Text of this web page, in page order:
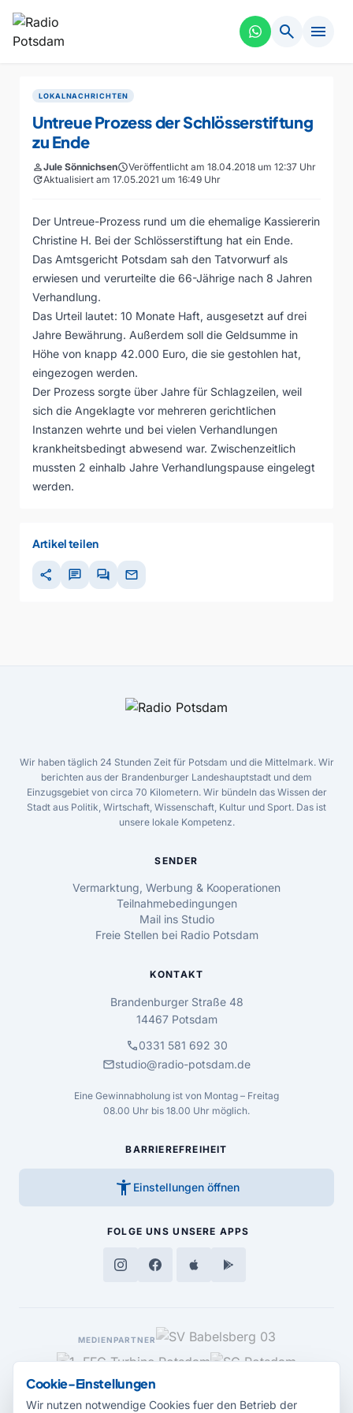
search menu
LOKALNACHRICHTEN
Untreue Prozess der Schlösserstiftung
zu Ende
personJule SönnichsenscheduleVeröffentlicht am 18.04.2018 um 12:37 Uhr
updateAktualisiert am 17.05.2021 um 16:49 Uhr
Der Untreue-Prozess rund um die ehemalige Kassiererin
Christine H. Bei der Schlösserstiftung hat ein Ende.
Das Amtsgericht Potsdam sah den Tatvorwurf als
erwiesen und verurteilte die 66-Jährige nach 8 Jahren
Verhandlung.
Das Urteil lautet: 10 Monate Haft, ausgesetzt auf drei
Jahre Bewährung. Außerdem soll die Geldsumme in
Höhe von knapp 42.000 Euro, die sie gestohlen hat,
eingezogen werden.
Der Prozess sorgte über Jahre für Schlagzeilen, weil
sich die Angeklagte vor mehreren gerichtlichen
Instanzen wehrte und bei vielen Verhandlungen
krankheitsbedingt abwesend war. Zwischenzeitlich
mussten 2 einhalb Jahre Verhandlungspause eingelegt
werden.
Artikel teilen
share chat forum mail
Wir haben täglich 24 Stunden Zeit für Potsdam und die Mittelmark. Wir
berichten aus der Brandenburger Landeshauptstadt und dem
Einzugsgebiet von circa 70 Kilometern. Wir bündeln das Wissen der
Stadt aus Politik, Wirtschaft, Wissenschaft, Kultur und Sport. Das ist
unsere lokale Kompetenz.
SENDER
Vermarktung, Werbung & Kooperationen
Teilnahmebedingungen
Mail ins Studio
Freie Stellen bei Radio Potsdam
KONTAKT
Brandenburger Straße 48
14467 Potsdam
call0331 581 692 30
mailstudio@radio-potsdam.de
Eine Gewinnabholung ist von Montag – Freitag
08.00 Uhr bis 18.00 Uhr möglich.
BARRIEREFREIHEIT
accessibility_new Einstellungen öffnen
FOLGE UNS UNSERE APPS
MEDIENPARTNER
Cookie-Einstellungen
Wir nutzen notwendige Cookies fuer den Betrieb der